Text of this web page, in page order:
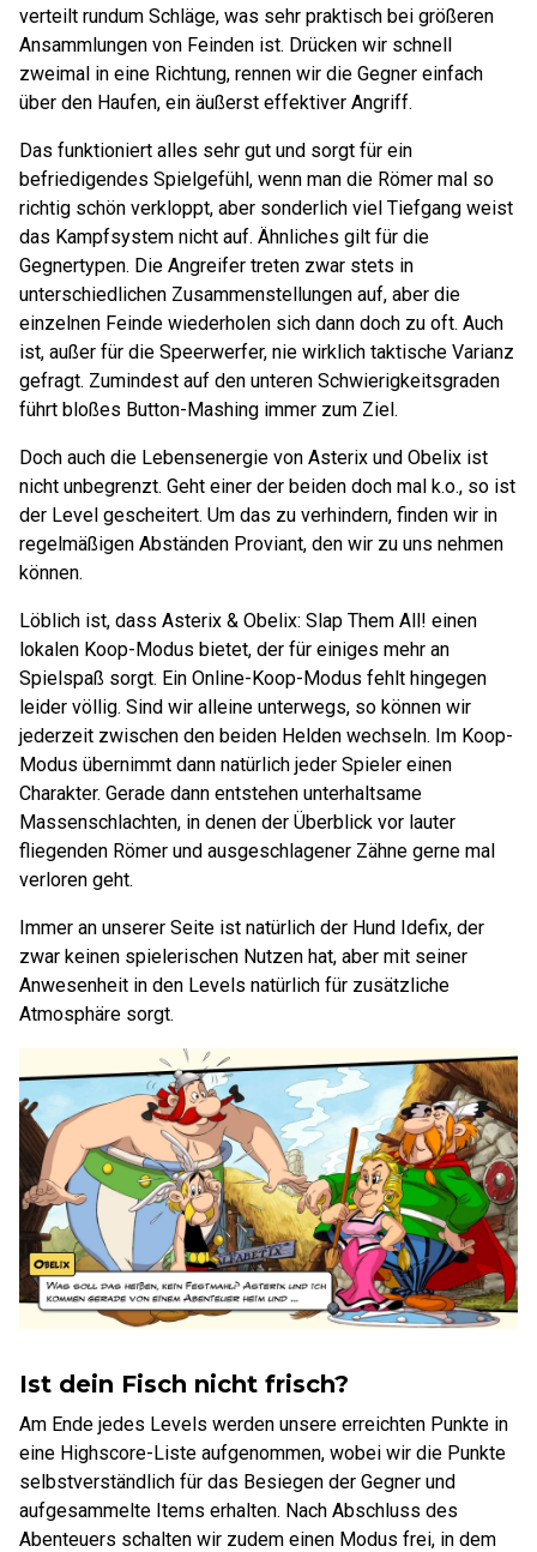
verteilt rundum Schläge, was sehr praktisch bei größeren
Ansammlungen von Feinden ist. Drücken wir schnell
zweimal in eine Richtung, rennen wir die Gegner einfach
über den Haufen, ein äußerst effektiver Angriff.
Das funktioniert alles sehr gut und sorgt für ein
befriedigendes Spielgefühl, wenn man die Römer mal so
richtig schön verkloppt, aber sonderlich viel Tiefgang weist
das Kampfsystem nicht auf. Ähnliches gilt für die
Gegnertypen. Die Angreifer treten zwar stets in
unterschiedlichen Zusammenstellungen auf, aber die
einzelnen Feinde wiederholen sich dann doch zu oft. Auch
ist, außer für die Speerwerfer, nie wirklich taktische Varianz
gefragt. Zumindest auf den unteren Schwierigkeitsgraden
führt bloßes Button-Mashing immer zum Ziel.
Doch auch die Lebensenergie von Asterix und Obelix ist
nicht unbegrenzt. Geht einer der beiden doch mal k.o., so ist
der Level gescheitert. Um das zu verhindern, finden wir in
regelmäßigen Abständen Proviant, den wir zu uns nehmen
können.
Löblich ist, dass Asterix & Obelix: Slap Them All! einen
lokalen Koop-Modus bietet, der für einiges mehr an
Spielspaß sorgt. Ein Online-Koop-Modus fehlt hingegen
leider völlig. Sind wir alleine unterwegs, so können wir
jederzeit zwischen den beiden Helden wechseln. Im Koop-
Modus übernimmt dann natürlich jeder Spieler einen
Charakter. Gerade dann entstehen unterhaltsame
Massenschlachten, in denen der Überblick vor lauter
fliegenden Römer und ausgeschlagener Zähne gerne mal
verloren geht.
Immer an unserer Seite ist natürlich der Hund Idefix, der
zwar keinen spielerischen Nutzen hat, aber mit seiner
Anwesenheit in den Levels natürlich für zusätzliche
Atmosphäre sorgt.
Ist dein Fisch nicht frisch?
Am Ende jedes Levels werden unsere erreichten Punkte in
eine Highscore-Liste aufgenommen, wobei wir die Punkte
selbstverständlich für das Besiegen der Gegner und
aufgesammelte Items erhalten. Nach Abschluss des
Abenteuers schalten wir zudem einen Modus frei, in dem